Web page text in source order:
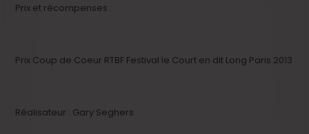
Prix et récompenses :
Prix Coup de Coeur RTBF Festival le Court en dit Long Paris 2013
Réalisateur : Gary Seghers